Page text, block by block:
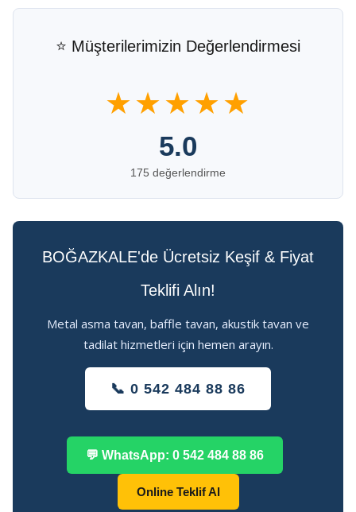
⭐ Müşterilerimizin Değerlendirmesi
★★★★★
5.0
175 değerlendirme
BOĞAZKALE'de Ücretsiz Keşif & Fiyat
Teklifi Alın!
Metal asma tavan, baffle tavan, akustik tavan ve
tadilat hizmetleri için hemen arayın.
📞 0 542 484 88 86
💬 WhatsApp: 0 542 484 88 86
Online Teklif Al